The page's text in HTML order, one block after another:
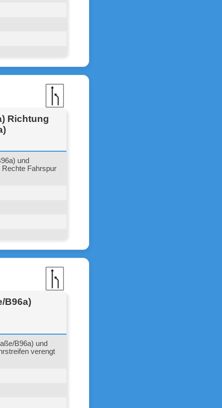
Richtung
und
Fahrspur
B96a)
B96a) und
verengt